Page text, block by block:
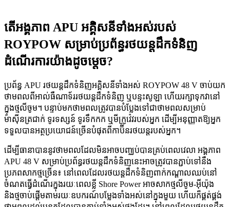
តើ​អង្គភាព APU អគ្គិសនី​ទាំងអស់​របស់
ROYPOW សម្រាប់​ប្រព័ន្ធ​រថយន្ត​ដឹកទំនិញ​
ដំណើរការ​យ៉ាង​ដូចម្តេច?
ប្រព័ន្ធ APU រថយន្តដឹកទំនិញអគ្គិសនីទាំងអស់ ROYPOW 48 V ចាប់យក
ថាមពលពីអាល់ធឺណាទ័ររថយន្តដឹកទំនិញ ឬបន្ទះសូឡា ហើយរក្សាទុកវានៅ
ក្នុងថ្មលីចូម។ បន្ទាប់មកថាមពលត្រូវបានបំប្លែងទៅជាថាមពលសម្រាប់
ម៉ាស៊ីនត្រជាក់ ទូរទស្សន៍ ទូរទឹកកក ឬមីក្រូវ៉េវរបស់អ្នក ដើម្បីអនុញ្ញាតឱ្យអ្នក
ទទួលបានអត្ថប្រយោជន៍ច្រើនបំផុតពីកាប៊ីនរថយន្តរបស់អ្នក។
ដើម្បីធានាបាននូវថាមពលដែលមិនអាចបញ្ឈប់បានគ្រប់ពេលវេលា អង្គភាព
APU 48 V សម្រាប់ប្រព័ន្ធរថយន្តដឹកទំនិញនេះអាចត្រូវបានភ្ជាប់ទៅនឹង
ប្រភពសាកថ្មច្រើន៖ នៅពេលដែលរថយន្តដឹកទំនិញពាក់កណ្តាលឈប់នៅ
ចំណតធ្វើដំណើរក្នុងរយៈពេលខ្លី Shore Power អាចសាកថ្មលីចូម-អ៊ីយ៉ុង
និងថ្មចាប់ផ្តើមតាមរយៈឧបករណ៍បម្លែងទាំងអស់នៅក្នុងមួយ ហើយក៏ផ្គត់ផ្គង់